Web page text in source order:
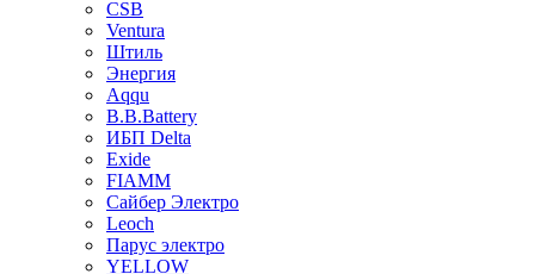
CSB
Ventura
Штиль
Энергия
Aqqu
B.B.Bаttery
ИБП Delta
Exide
FIAMM
Сайбер Электро
Leoch
Парус электро
YELLOW